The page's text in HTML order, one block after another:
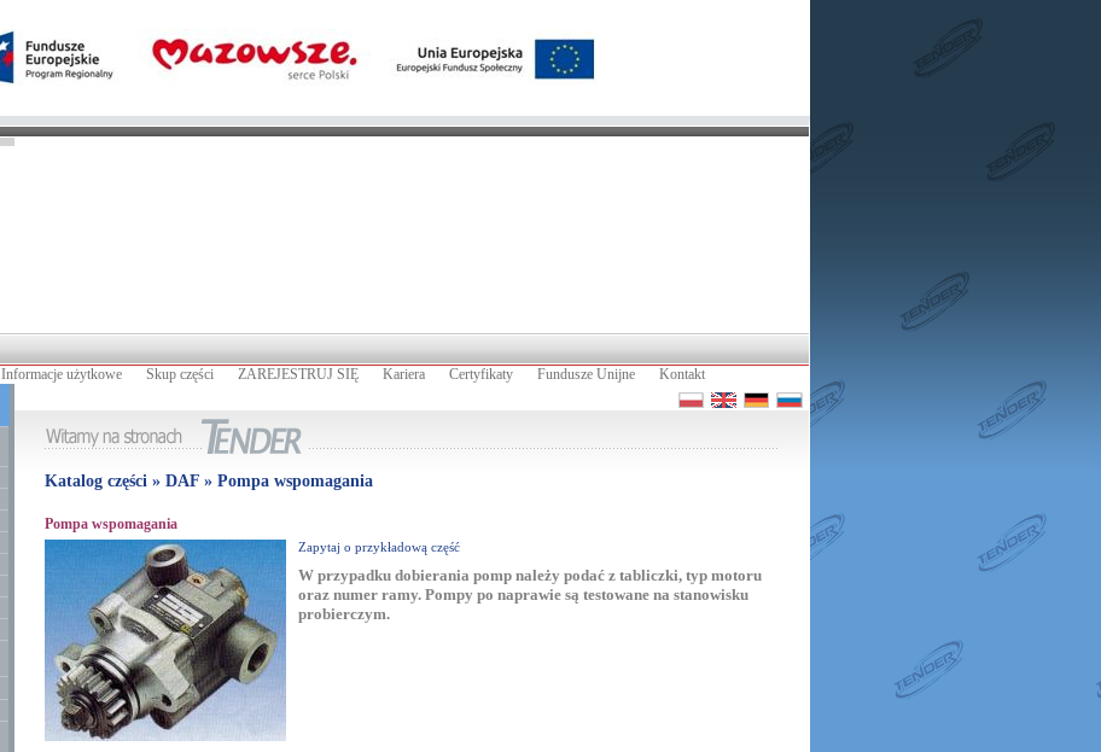
Informacje użytkowe Skup części ZAREJESTRUJ SIĘ Kariera Certyfikaty Fundusze Unijne Kontakt
Katalog części » DAF » Pompa wspomagania
Pompa wspomagania
Zapytaj o przykładową część
W przypadku dobierania pomp należy podać z tabliczki, typ motoru
oraz numer ramy. Pompy po naprawie są testowane na stanowisku
probierczym.